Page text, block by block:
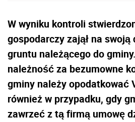
W wyniku kontroli
gospodarczy zajął na
gruntu należącego do
należność za bezumowne
gminy należy opodatkować
również w przypadku, gdy
zawrzeć z tą firmą umowę